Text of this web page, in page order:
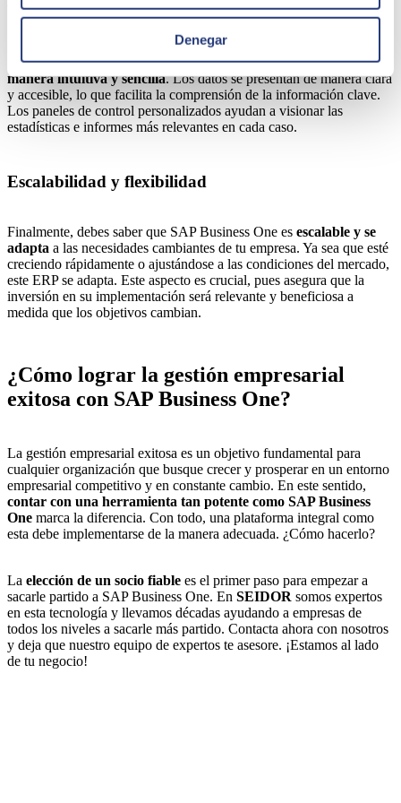
Denegar
Visualización de la información sencilla
SAP Business One ofrece unavisualización de la información de
manera intuitiva y sencilla. Los datos se presentan de manera clara
y accesible, lo que facilita la comprensión de la información clave.
Los paneles de control personalizados ayudan a visionar las
estadísticas e informes más relevantes en cada caso.
Escalabilidad y flexibilidad
Finalmente, debes saber que SAP Business One es escalable y se
adapta a las necesidades cambiantes de tu empresa. Ya sea que esté
creciendo rápidamente o ajustándose a las condiciones del mercado,
este ERP se adapta. Este aspecto es crucial, pues asegura que la
inversión en su implementación será relevante y beneficiosa a
medida que los objetivos cambian.
¿Cómo lograr la gestión empresarial
exitosa con SAP Business One?
La gestión empresarial exitosa es un objetivo fundamental para
cualquier organización que busque crecer y prosperar en un entorno
empresarial competitivo y en constante cambio. En este sentido,
contar con una herramienta tan potente como SAP Business
One marca la diferencia. Con todo, una plataforma integral como
esta debe implementarse de la manera adecuada. ¿Cómo hacerlo?
La elección de un socio fiable es el primer paso para empezar a
sacarle partido a SAP Business One. En SEIDOR somos expertos
en esta tecnología y llevamos décadas ayudando a empresas de
todos los niveles a sacarle más partido. Contacta ahora con nosotros
y deja que nuestro equipo de expertos te asesore. ¡Estamos al lado
de tu negocio!